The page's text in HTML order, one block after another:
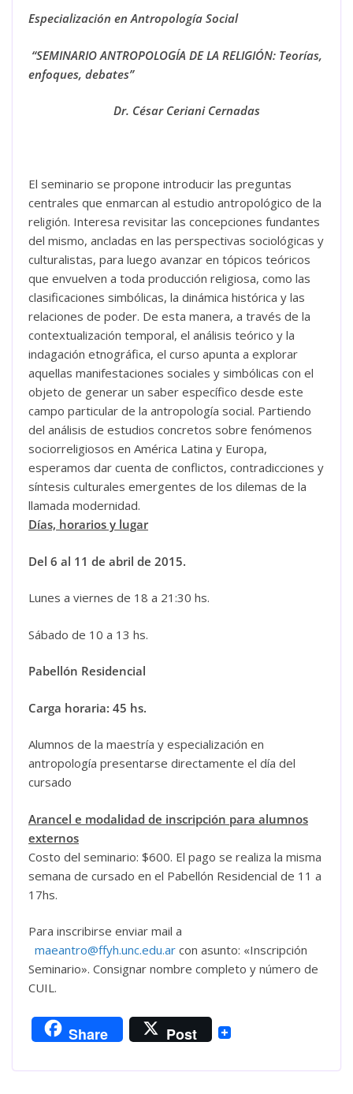
Especialización en Antropología Social
“SEMINARIO ANTROPOLOGÍA DE LA RELIGIÓN: Teorías,
enfoques, debates”
Dr. César Ceriani Cernadas
El seminario se propone introducir las preguntas
centrales que enmarcan al estudio antropológico de la
religión. Interesa revisitar las concepciones fundantes
del mismo, ancladas en las perspectivas sociológicas y
culturalistas, para luego avanzar en tópicos teóricos
que envuelven a toda producción religiosa, como las
clasificaciones simbólicas, la dinámica histórica y las
relaciones de poder. De esta manera, a través de la
contextualización temporal, el análisis teórico y la
indagación etnográfica, el curso apunta a explorar
aquellas manifestaciones sociales y simbólicas con el
objeto de generar un saber específico desde este
campo particular de la antropología social. Partiendo
del análisis de estudios concretos sobre fenómenos
sociorreligiosos en América Latina y Europa,
esperamos dar cuenta de conflictos, contradicciones y
síntesis culturales emergentes de los dilemas de la
llamada modernidad.
Días, horarios y lugar
Del 6 al 11 de abril de 2015.
Lunes a viernes de 18 a 21:30 hs.
Sábado de 10 a 13 hs.
Pabellón Residencial
Carga horaria: 45 hs.
Alumnos de la maestría y especialización en
antropología presentarse directamente el día del
cursado
Arancel e modalidad de inscripción para alumnos
externos
Costo del seminario: $600. El pago se realiza la misma
semana de cursado en el Pabellón Residencial de 11 a
17hs.
Para inscribirse enviar mail a
maeantro@ffyh.unc.edu.ar con asunto: «Inscripción
Seminario». Consignar nombre completo y número de
CUIL.
Share Post